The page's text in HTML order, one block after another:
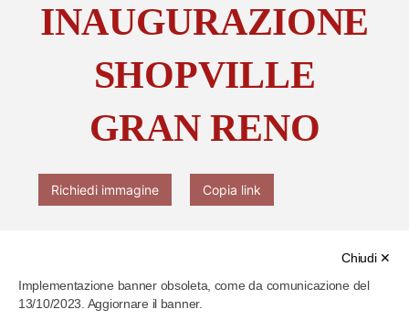
Contattaci
INAUGURAZIONE
SHOPVILLE
GRAN RENO
Richiedi immagine Copia link
Cod. identificativo
Chiudi ✕
Implementazione banner obsoleta, come da comunicazione del
13/10/2023. Aggiornare il banner.